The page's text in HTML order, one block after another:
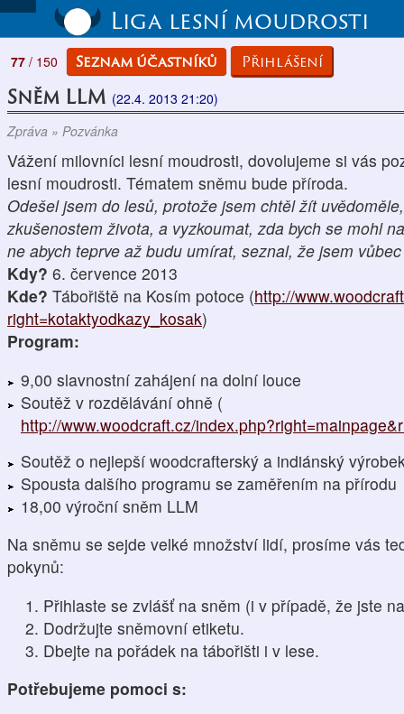
Liga lesní moudrosti
77 / 150 Seznam účastníků Přihlášení
Sněm LLM (22.4. 2013 21:20)
Zpráva » Pozvánka
Vážení milovníci lesní moudrosti, dovolujeme si vás
lesní moudrosti. Tématem sněmu bude příroda.
Odešel jsem do lesů, protože jsem chtěl žít
zkušenostem života, a vyzkoumat, zda bych se mohl
ne abych teprve až budu umírat, seznal, že jsem
Kdy? 6. července 2013
Kde? Tábořiště na Kosím potoce (http://
right=kotaktyodkazy_kosak)
Program:
9,00 slavnostní zahájení na dolní louce
Soutěž v rozdělávání ohně (
http://www.woodcraft.cz/
Soutěž o nejlepší woodcrafterský a indiánský
Spousta dalšího programu se zaměřením na přírodu
18,00 výroční sněm LLM
Na sněmu se sejde velké množství lidí, prosíme vás
pokynů:
Přihlaste se zvlášť na sněm (i v případě, že jste
Dodržujte sněmovní etiketu.
Dbejte na pořádek na tábořišti i v lese.
Potřebujeme pomoci s: